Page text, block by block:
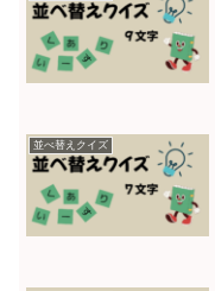
並べ替えクイズ